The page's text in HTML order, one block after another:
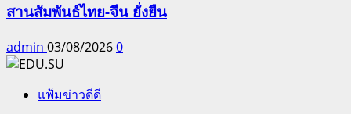
สานสัมพันธ์ไทย-จีน ยั่งยืน
admin 03/08/20260
แฟ้มข่าวดีดี